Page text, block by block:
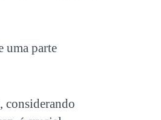
uma parte
considerando